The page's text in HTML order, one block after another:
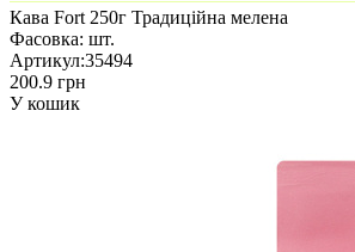
Кава Fort 250г Традиційна мелена
Фасовка: шт.
Артикул:35494
200.9 грн
У кошик